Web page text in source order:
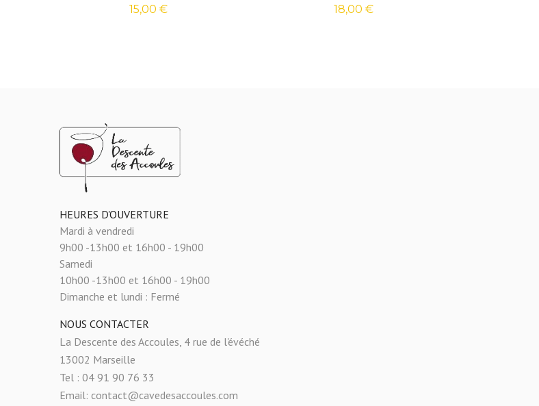
15,00 € 18,00 €
HEURES D'OUVERTURE
Mardi à vendredi
9h00 -13h00 et 16h00 - 19h00
Samedi
10h00 -13h00 et 16h00 - 19h00
Dimanche et lundi : Fermé
NOUS CONTACTER
La Descente des Accoules, 4 rue de l'évéché
13002 Marseille
Tel : 04 91 90 76 33
Email: contact@cavedesaccoules.com